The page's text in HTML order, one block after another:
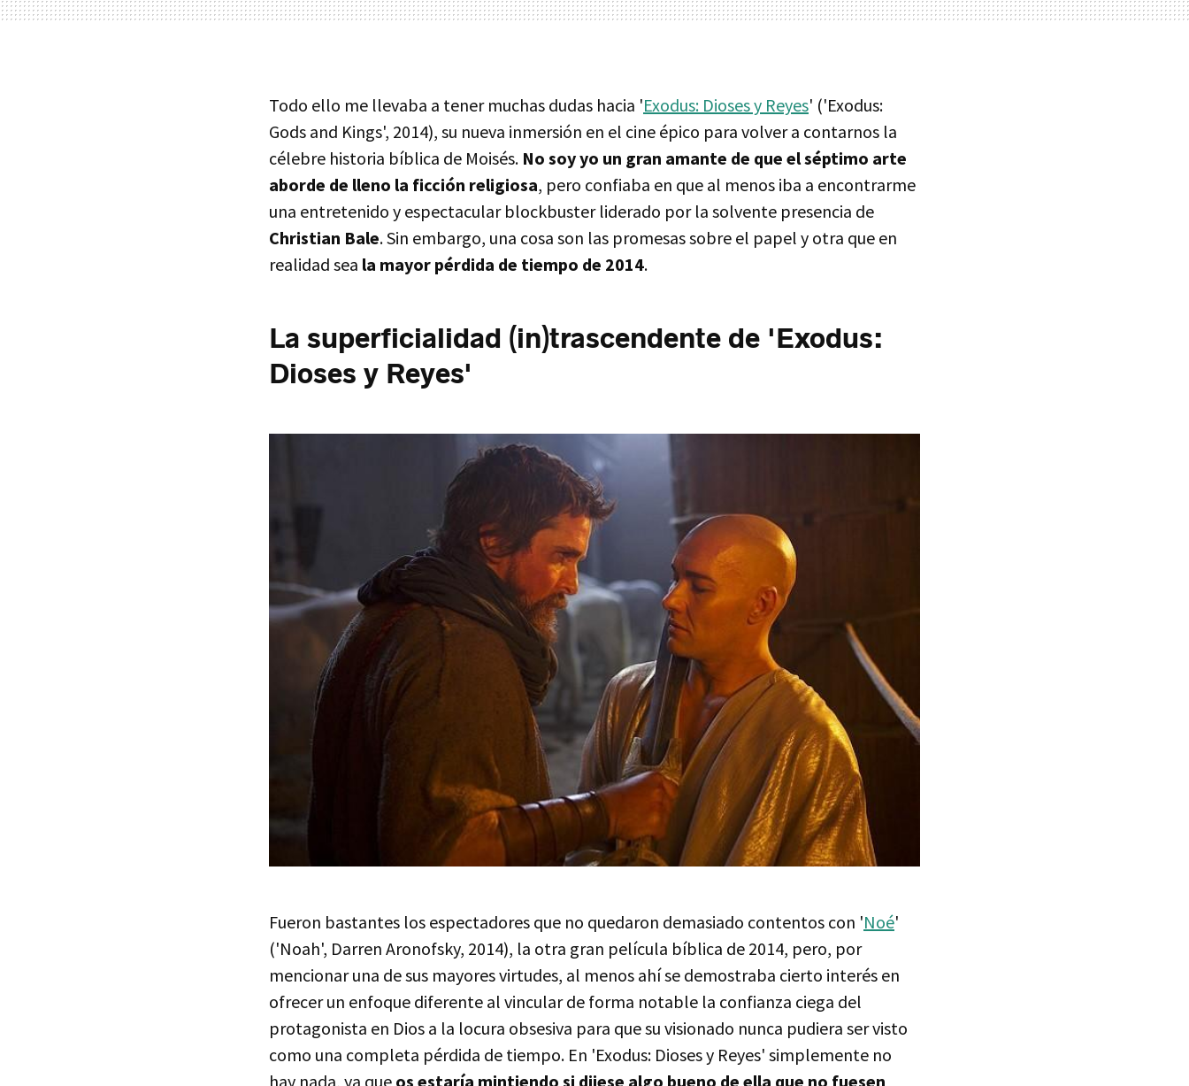
Todo ello me llevaba a tener muchas dudas hacia 'Exodus: Dioses y Reyes' ('Exodus:
Gods and Kings', 2014), su nueva inmersión en el cine épico para volver a contarnos la
célebre historia bíblica de Moisés. No soy yo un gran amante de que el séptimo arte
aborde de lleno la ficción religiosa, pero confiaba en que al menos iba a encontrarme
una entretenido y espectacular blockbuster liderado por la solvente presencia de
Christian Bale. Sin embargo, una cosa son las promesas sobre el papel y otra que en
realidad sea la mayor pérdida de tiempo de 2014.
La superficialidad (in)trascendente de 'Exodus:
Dioses y Reyes'
Fueron bastantes los espectadores que no quedaron demasiado contentos con 'Noé'
('Noah', Darren Aronofsky, 2014), la otra gran película bíblica de 2014, pero, por
mencionar una de sus mayores virtudes, al menos ahí se demostraba cierto interés en
ofrecer un enfoque diferente al vincular de forma notable la confianza ciega del
protagonista en Dios a la locura obsesiva para que su visionado nunca pudiera ser visto
como una completa pérdida de tiempo. En 'Exodus: Dioses y Reyes' simplemente no
hay nada, ya que os estaría mintiendo si dijese algo bueno de ella que no fuesen